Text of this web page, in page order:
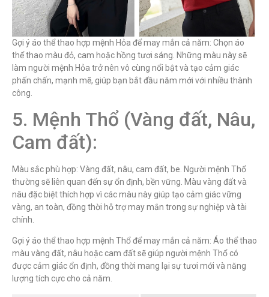
Gợi ý áo thể thao hợp mệnh Hỏa để may mắn cả năm: Chọn áo
thể thao màu đỏ, cam hoặc hồng tươi sáng. Những màu này sẽ
làm người mệnh Hỏa trở nên vô cùng nổi bật và tạo cảm giác
phấn chấn, mạnh mẽ, giúp bạn bắt đầu năm mới với nhiều thành
công.
5. Mệnh Thổ (Vàng đất, Nâu,
Cam đất):
Màu sắc phù hợp: Vàng đất, nâu, cam đất, be. Người mệnh Thổ
thường sẽ liên quan đến sự ổn định, bền vững. Màu vàng đất và
nâu đặc biệt thích hợp vì các màu này giúp tạo cảm giác vững
vàng, an toàn, đồng thời hỗ trợ may mắn trong sự nghiệp và tài
chính.
Gợi ý áo thể thao hợp mệnh Thổ để may mắn cả năm: Áo thể thao
màu vàng đất, nâu hoặc cam đất sẽ giúp người mệnh Thổ có
được cảm giác ổn định, đồng thời mang lại sự tươi mới và năng
lượng tích cực cho cả năm.